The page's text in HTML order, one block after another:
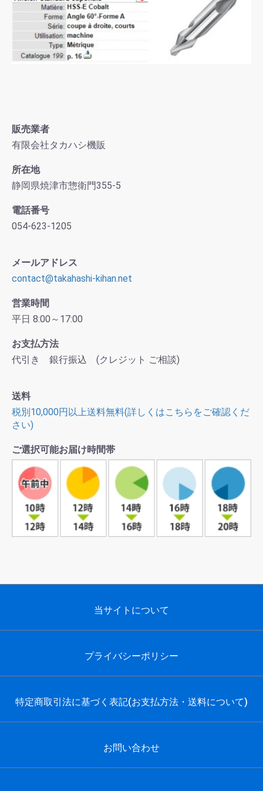
販売業者
有限会社タカハシ機販
所在地
静岡県焼津市惣衛門355-5
電話番号
054-623-1205
メールアドレス
contact@takahashi-kihan.net
営業時間
平日 8:00～17:00
お支払方法
代引き 銀行振込 (クレジット ご相談)
送料
税別10,000円以上送料無料(詳しくはこちらをご確認くだ
さい)
ご選択可能お届け時間帯
当サイトについて
プライバシーポリシー
特定商取引法に基づく表記(お支払方法・送料について)
お問い合わせ